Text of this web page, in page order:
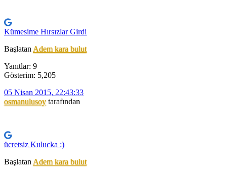
Kümesime Hırsızlar Girdi
Başlatan Adem kara bulut
Yanıtlar: 9
Gösterim: 5,205
05 Nisan 2015, 22:43:33
osmanulusoy tarafından
ücretsiz Kulucka :)
Başlatan Adem kara bulut